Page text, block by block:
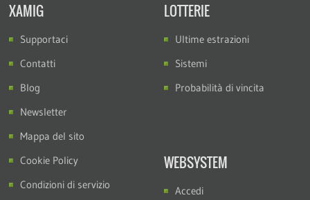
XAMIG
Supportaci
Contatti
Blog
Newsletter
Mappa del sito
Cookie Policy
Condizioni di servizio
LOTTERIE
Ultime estrazioni
Sistemi
Probabilità di vincita
WEBSYSTEM
Accedi